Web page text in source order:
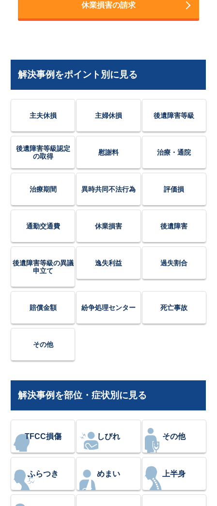
休業損害の請求
解決事例をポイント別に見る
主夫休損 主婦休損 後遺障害等級
後遺障害等級認定
の取得
慰謝料 治療・通院
治療期間 異時共同不法行為 評価損
通勤交通費 休業損害 後遺障害
後遺障害等級の異議
申立て
逸失利益 過失割合
賠償金額 紛争処理センター 死亡事故
その他
解決事例を部位・症状別に見る
TFCC損傷 しびれ その他
ふらつき めまい 上半身